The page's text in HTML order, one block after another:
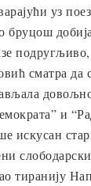
уз
бруцош
подругљиво,
сматра да
и
искусан
тиранију